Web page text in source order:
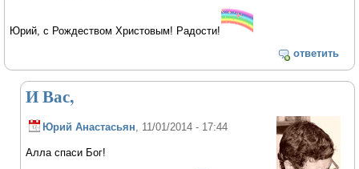
Юрий, с Рождеством Христовым! Радости!
ответить
И Вас,
Юрий Анастасьян , 11/01/2014 - 17:44
Алла спаси Бог!